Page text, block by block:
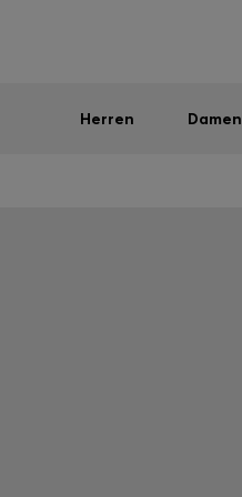
Herren Damen